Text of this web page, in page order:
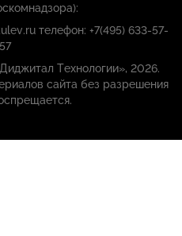
телефон: +7(495) 633-57-
57
Технологии», 2026.
сайта без разрешения